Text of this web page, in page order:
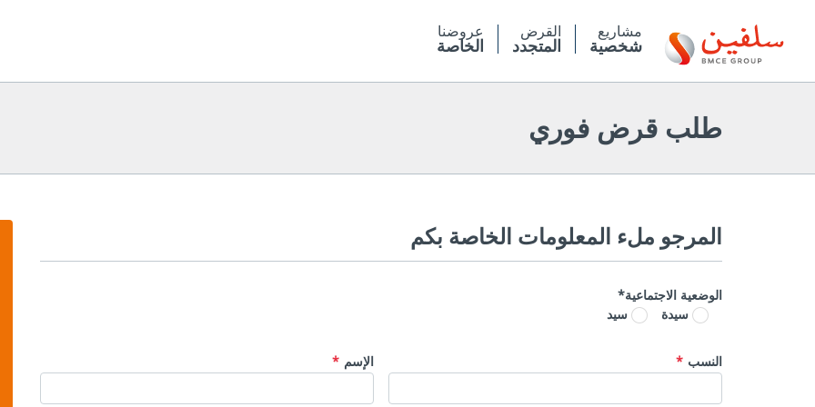
المحتوى
الرئيسي
مشاريع
شخصية
القرض
المتجدد
عروضنا
الخاصة
طلب قرض فوري ‎
المرجو ملء المعلومات الخاصة بكم
الوضعية الاجتماعية
سيدة
سيد
النسب الإسم